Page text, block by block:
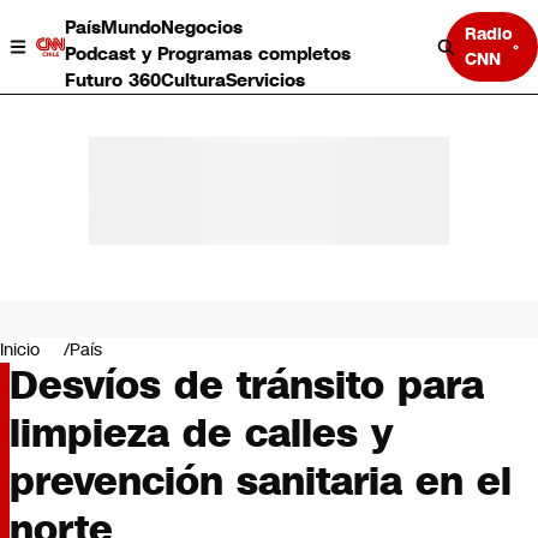
PaísMundoNegocios
Podcast y Programas completos
Futuro 360CulturaServicios
Radio
CNN
Negocios
Deportes
Programas completos
Cultura
Servicios
Bits
CNN tiempo
Inicio País
Desvíos de tránsito para
limpieza de calles y
prevención sanitaria en el